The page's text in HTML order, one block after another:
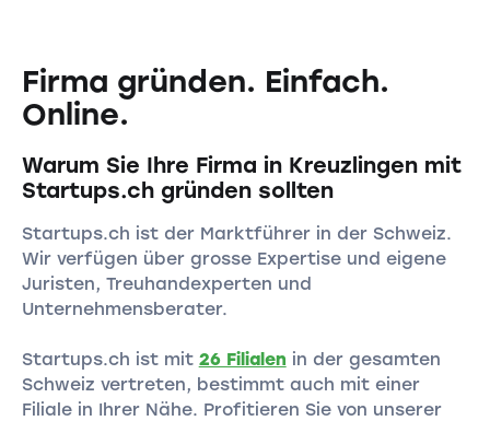
Firma gründen. Einfach.
Online.
Warum Sie Ihre Firma in Kreuzlingen mit
Startups.ch gründen sollten
Startups.ch ist der Marktführer in der Schweiz.
Wir verfügen über grosse Expertise und eigene
Juristen, Treuhandexperten und
Unternehmensberater.
Startups.ch ist mit 26 Filialen in der gesamten
Schweiz vertreten, bestimmt auch mit einer
Filiale in Ihrer Nähe. Profitieren Sie von unserer